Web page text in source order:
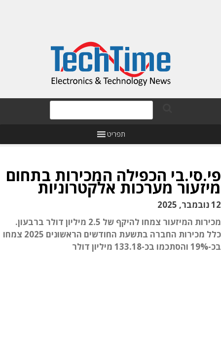
תפריט
פי.סי.בי הכפילה המכירות בתחום
מיזעור מערכות אלקטרוניות
12 נובמבר, 2025
מכירות המיזעור צמחו להיקף של 2.5 מיליון דולר ברבעון.
כלל מכירות החברה בתשעת החודשים הראשונים 2025 צמחו
בכ-19% והסתכמו בכ-133.18 מיליון דולר